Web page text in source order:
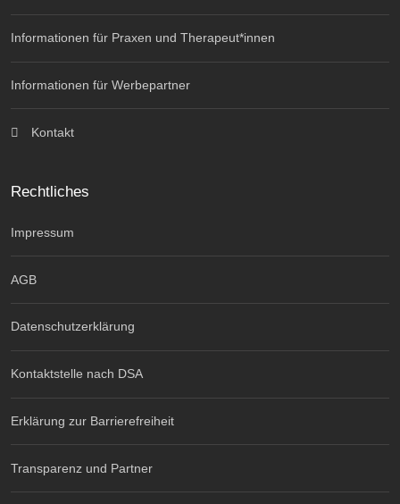
Informationen für Praxen und Therapeut*innen
Informationen für Werbepartner
Kontakt
Rechtliches
Impressum
AGB
Datenschutzerklärung
Kontaktstelle nach DSA
Erklärung zur Barrierefreiheit
Transparenz und Partner